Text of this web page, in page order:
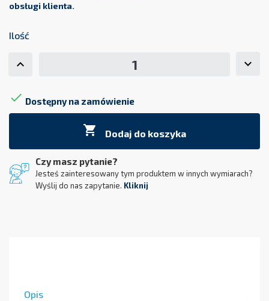
obsługi klienta.
Ilość
 Dostępny na zamówienie
 Dodaj do koszyka
Czy masz pytanie?
Jesteś zainteresowany tym produktem w innych wymiarach?
Wyślij do nas zapytanie. Kliknij
Opis